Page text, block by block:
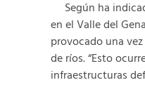
Según ha
en el Valle del
provocado una
de ríos. “Esto
infraestructuras